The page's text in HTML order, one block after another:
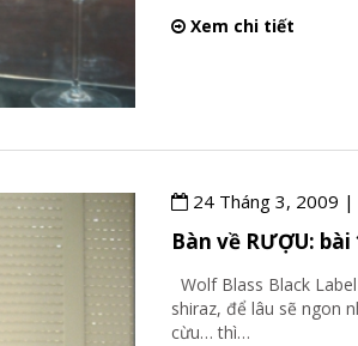
Xem chi tiết
24 Tháng 3, 2009 |
Bàn về RƯỢU: bài
Wolf Blass Black
shiraz, để lâu sẽ ngon
cừu… thì…